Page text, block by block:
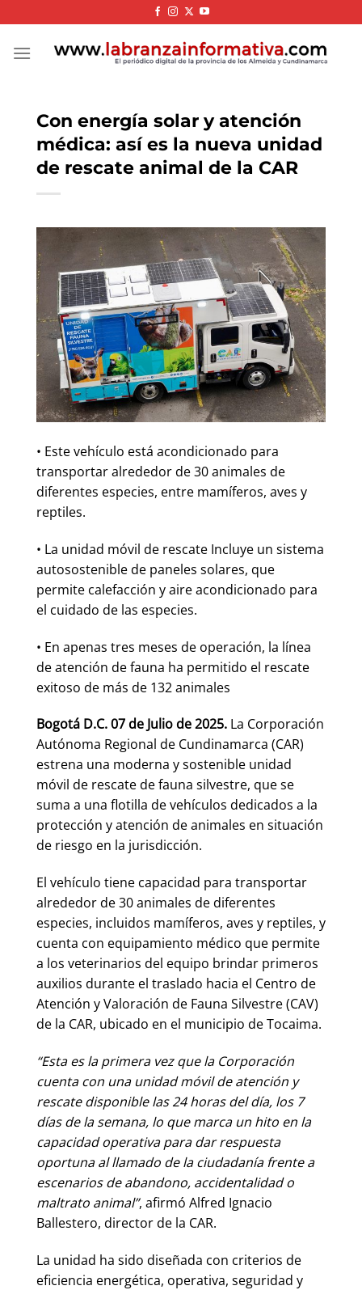
to
content
Con energía solar y atención
médica: así es la nueva unidad
de rescate animal de la CAR
• Este vehículo está acondicionado para
transportar alrededor de 30 animales de
diferentes especies, entre mamíferos, aves y
reptiles.
• La unidad móvil de rescate Incluye un sistema
autosostenible de paneles solares, que
permite calefacción y aire acondicionado para
el cuidado de las especies.
• En apenas tres meses de operación, la línea
de atención de fauna ha permitido el rescate
exitoso de más de 132 animales
Bogotá D.C. 07 de Julio de 2025. La Corporación
Autónoma Regional de Cundinamarca (CAR)
estrena una moderna y sostenible unidad
móvil de rescate de fauna silvestre, que se
suma a una flotilla de vehículos dedicados a la
protección y atención de animales en situación
de riesgo en la jurisdicción.
El vehículo tiene capacidad para transportar
alrededor de 30 animales de diferentes
especies, incluidos mamíferos, aves y reptiles, y
cuenta con equipamiento médico que permite
a los veterinarios del equipo brindar primeros
auxilios durante el traslado hacia el Centro de
Atención y Valoración de Fauna Silvestre (CAV)
de la CAR, ubicado en el municipio de Tocaima.
“Esta es la primera vez que la Corporación
cuenta con una unidad móvil de atención y
rescate disponible las 24 horas del día, los 7
días de la semana, lo que marca un hito en la
capacidad operativa para dar respuesta
oportuna al llamado de la ciudadanía frente a
escenarios de abandono, accidentalidad o
maltrato animal”, afirmó Alfred Ignacio
Ballestero, director de la CAR.
La unidad ha sido diseñada con criterios de
eficiencia energética, operativa, seguridad y